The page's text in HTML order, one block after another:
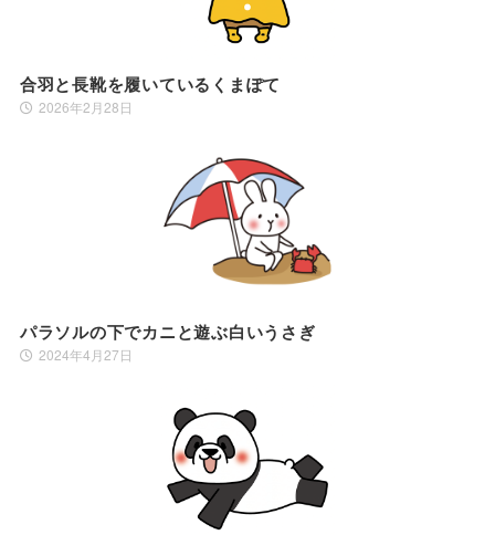
合羽と長靴を履いているくまぽて
2026年2月28日
パラソルの下でカニと遊ぶ白いうさぎ
2024年4月27日